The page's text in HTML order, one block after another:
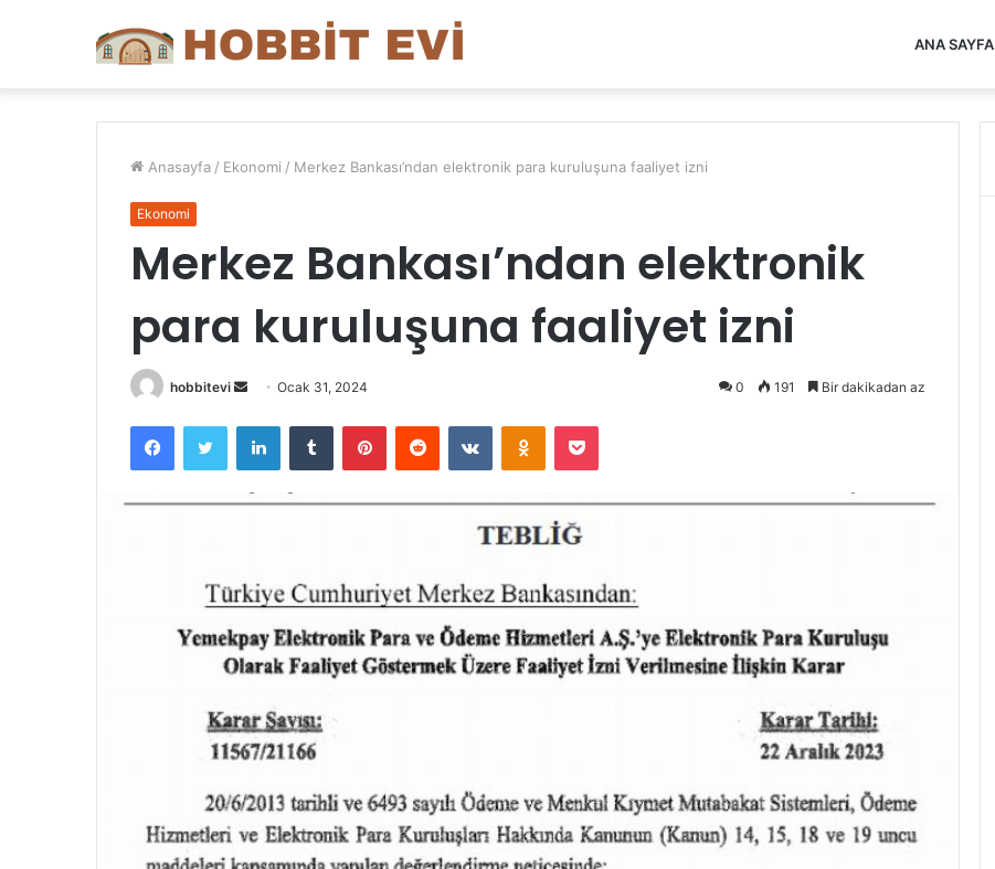
ANA SAYFA
Anasayfa / Ekonomi / Merkez Bankası’ndan elektronik para kuruluşuna faaliyet izni
Ekonomi
Merkez Bankası’ndan elektronik
para kuruluşuna faaliyet izni
hobbitevi
Bir
posta
göndermek
Ocak 31, 2024 0 191 Bir dakikadan az
FacebookTwitter LinkedInTumblr PinterestReddit VKontakteOdnoklassniki
Pocket